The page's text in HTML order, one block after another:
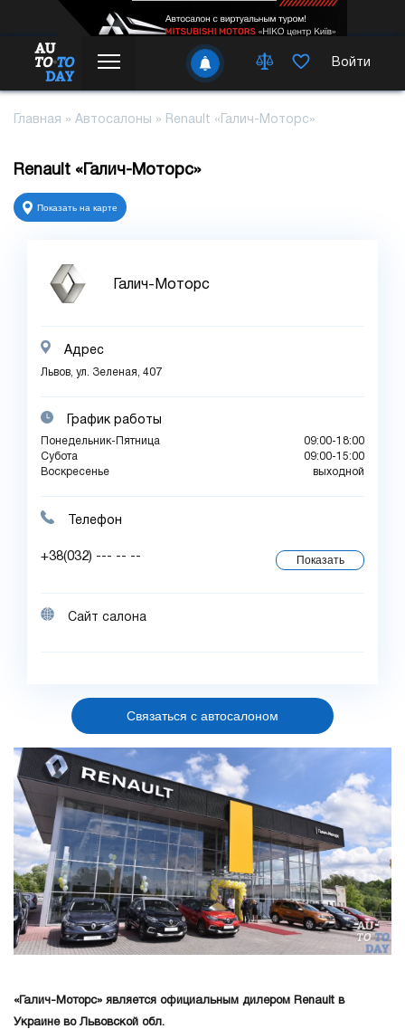
Войти
Главная » Автосалоны » Renault «Галич-Моторс»
Renault «Галич-Моторс»
Показать на карте
Галич-Моторс
Адрес
Львов, ул. Зеленая, 407
График работы
Понедельник-Пятница
09:00-18:00
Субота
09:00-15:00
Воскресенье
выходной
Телефон
+38(032) --- -- -- Показать
Сайт салона
Связаться с автосалоном
«Галич-Моторс» является официальным дилером Renault в
Украине во Львовской обл.